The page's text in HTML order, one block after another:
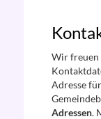
Wir freuen
Adresse
Adressen.